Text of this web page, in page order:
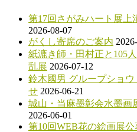
第17回さがみハート展上
2026-08-07
がくし寄席のご案内
紙漉き師・田村正と105
乱展 2026-07-12
鈴木國男 グループショ
せ 2026-06-21
城山・当麻墨彰会水墨画
2026-06-01
第10回WEB花の絵画展